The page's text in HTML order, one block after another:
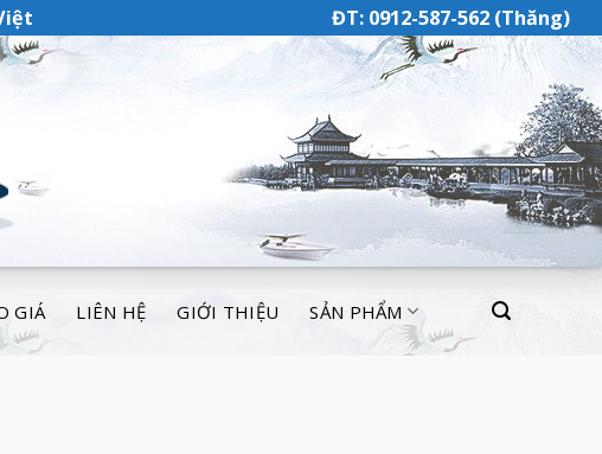
ĐT: 0912-587-562 (Thăng)
GIÁ LIÊN HỆ GIỚI THIỆU SẢN PHẨM